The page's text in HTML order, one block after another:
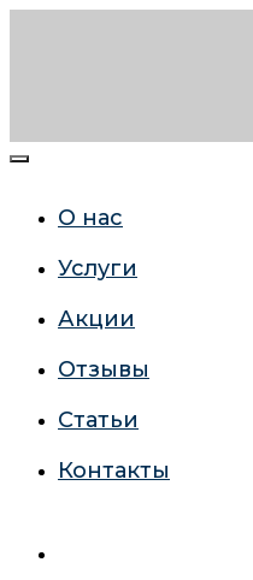
О нас
Услуги
Акции
Отзывы
Статьи
Контакты